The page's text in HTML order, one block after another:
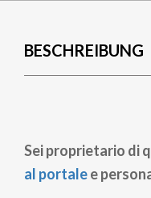
BESCHREIBUNG
Sei proprietario di
al portalee